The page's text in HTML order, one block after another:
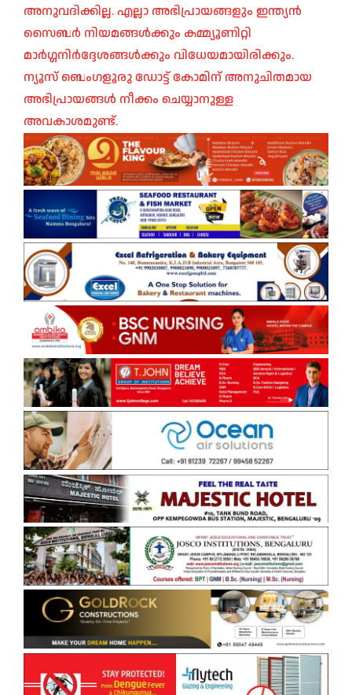
അനുവദിക്കില്ല. എല്ലാ അഭിപ്രായങ്ങളും ഇന്ത്യൻ
സൈബർ നിയമങ്ങൾക്കും കമ്മ്യൂണിറ്റി
മാർഗ്ഗനിർദ്ദേശങ്ങൾക്കും വിധേയമായിരിക്കും.
ന്യൂസ് ബെംഗളൂരു ഡോട്ട് കോമിന് അനുചിതമായ
അഭിപ്രായങ്ങൾ നീക്കം ചെയ്യാനുള്ള
അവകാശമുണ്ട്.